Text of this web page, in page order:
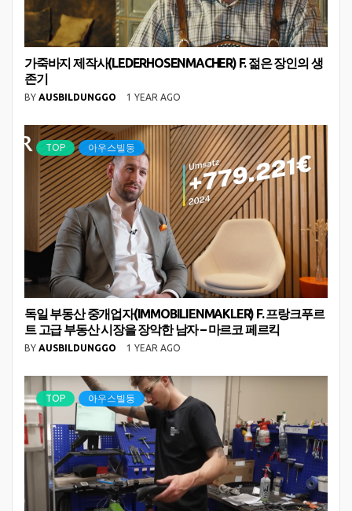
가죽바지 제작사(LEDERHOSENMACHER) F. 젊은 장인의 생
존기
BY AUSBILDUNGGO 1 YEAR AGO
TOP 아우스빌둥
독일 부동산 중개업자(IMMOBILIENMAKLER) F. 프랑크푸르
트 고급 부동산 시장을 장악한 남자 – 마르코 페르킥
BY AUSBILDUNGGO 1 YEAR AGO
TOP 아우스빌둥